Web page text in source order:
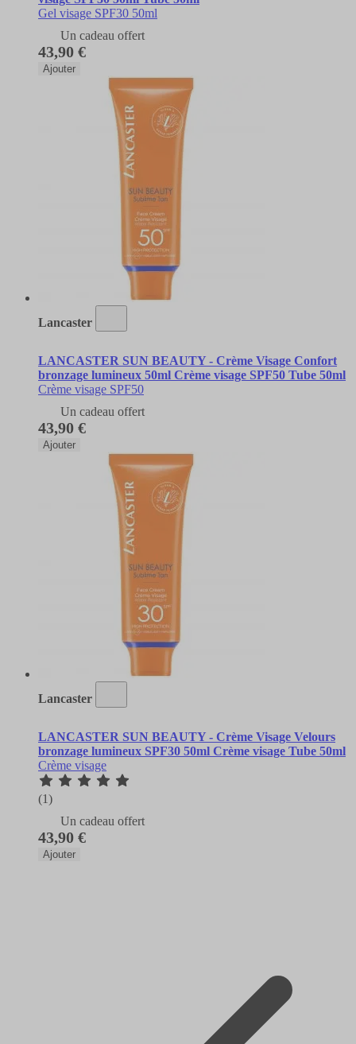
Gel visage SPF30 50ml
Un cadeau offert
43,90 €
Ajouter
Lancaster
LANCASTER SUN BEAUTY - Crème Visage Confort
bronzage lumineux 50ml Crème visage SPF50 Tube 50ml
Crème visage SPF50
Un cadeau offert
43,90 €
Ajouter
Lancaster
LANCASTER SUN BEAUTY - Crème Visage Velours
bronzage lumineux SPF30 50ml Crème visage Tube 50ml
Crème visage
(1)
Un cadeau offert
43,90 €
Ajouter